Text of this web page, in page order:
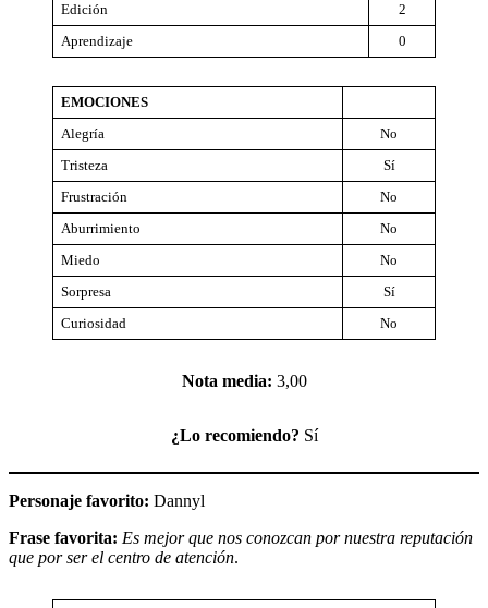
Edición
2
Aprendizaje
0
EMOCIONES
Alegría
No
Tristeza
Sí
Frustración
No
Aburrimiento
No
Miedo
No
Sorpresa
Sí
Curiosidad
No
Nota media: 3,00
¿Lo recomiendo? Sí
Personaje favorito: Dannyl
Frase favorita: Es mejor que nos conozcan por nuestra reputación
que por ser el centro de atención.